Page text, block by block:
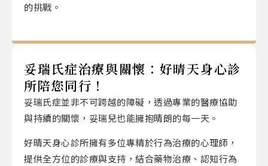
的挑戰。
妥瑞氏症治療與關懷：好晴天身心診
所陪您同行！
妥瑞氏症並非不可跨越的障礙，透過專業的醫療協助
與持續的關懷，妥瑞兒也能擁抱晴朗的每一天。
好晴天身心診所擁有多位專精於行為治療的心理師，
提供全方位的診療與支持，結合藥物治療、認知行為